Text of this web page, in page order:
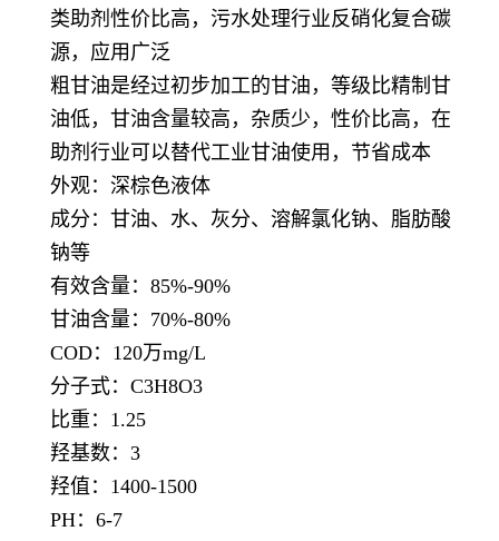
类助剂性价比高，污水处理行业反硝化复合碳
源，应用广泛
粗甘油是经过初步加工的甘油，等级比精制甘
油低，甘油含量较高，杂质少，性价比高，在
助剂行业可以替代工业甘油使用，节省成本
外观：深棕色液体
成分：甘油、水、灰分、溶解氯化钠、脂肪酸
钠等
有效含量：85%-90%
甘油含量：70%-80%
COD：120万mg/L
分子式：C3H8O3
比重：1.25
羟基数：3
羟值：1400-1500
PH：6-7